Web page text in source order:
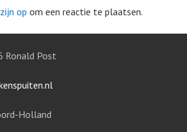
op om een reactie te plaatsen.
Ronald Post
Holland